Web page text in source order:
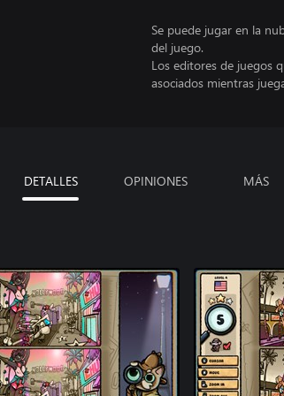
Se puede jugar en la
del juego.
Los editores de juegos
asociados mientras
DETALLES OPINIONES MÁS